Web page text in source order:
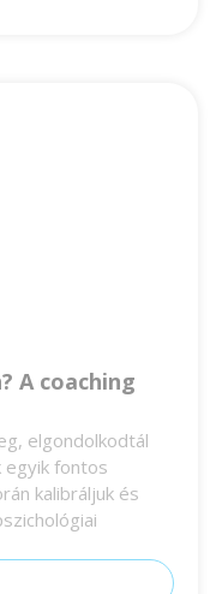
A coaching
elgondolkodtál
egyik fontos
kalibráljuk és